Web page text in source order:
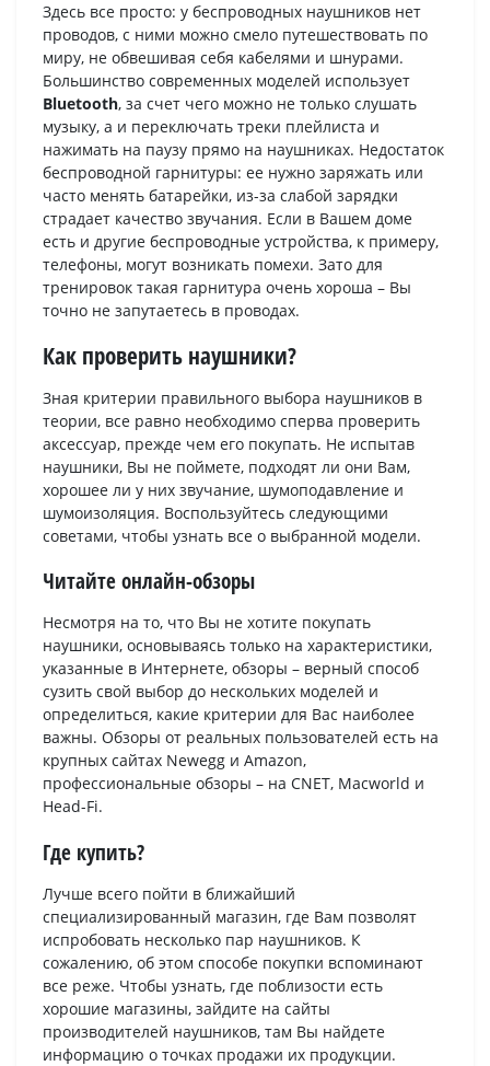
Здесь все просто: у беспроводных наушников нет
проводов, с ними можно смело путешествовать по
миру, не обвешивая себя кабелями и шнурами.
Большинство современных моделей использует
Bluetooth, за счет чего можно не только слушать
музыку, а и переключать треки плейлиста и
нажимать на паузу прямо на наушниках. Недостаток
беспроводной гарнитуры: ее нужно заряжать или
часто менять батарейки, из-за слабой зарядки
страдает качество звучания. Если в Вашем доме
есть и другие беспроводные устройства, к примеру,
телефоны, могут возникать помехи. Зато для
тренировок такая гарнитура очень хороша – Вы
точно не запутаетесь в проводах.
Как проверить наушники?
Зная критерии правильного выбора наушников в
теории, все равно необходимо сперва проверить
аксессуар, прежде чем его покупать. Не испытав
наушники, Вы не поймете, подходят ли они Вам,
хорошее ли у них звучание, шумоподавление и
шумоизоляция. Воспользуйтесь следующими
советами, чтобы узнать все о выбранной модели.
Читайте онлайн-обзоры
Несмотря на то, что Вы не хотите покупать
наушники, основываясь только на характеристики,
указанные в Интернете, обзоры – верный способ
сузить свой выбор до нескольких моделей и
определиться, какие критерии для Вас наиболее
важны. Обзоры от реальных пользователей есть на
крупных сайтах Newegg и Amazon,
профессиональные обзоры – на CNET, Macworld и
Head-Fi.
Где купить?
Лучше всего пойти в ближайший
специализированный магазин, где Вам позволят
испробовать несколько пар наушников. К
сожалению, об этом способе покупки вспоминают
все реже. Чтобы узнать, где поблизости есть
хорошие магазины, зайдите на сайты
производителей наушников, там Вы найдете
информацию о точках продажи их продукции.